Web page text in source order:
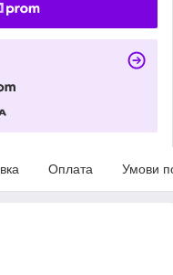
Оплата Умови